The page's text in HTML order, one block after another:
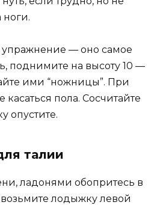
ноги.
упражнение — оно самое
поднимите на высоту 10 —
ими “ножницы”. При
касаться пола. Сосчитайте
опустите.
талии
ладонями обопритесь в
лодыжку левой